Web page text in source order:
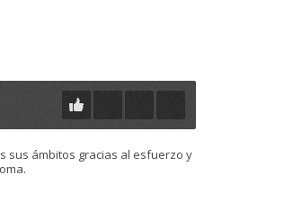
sus ámbitos gracias al esfuerzo y